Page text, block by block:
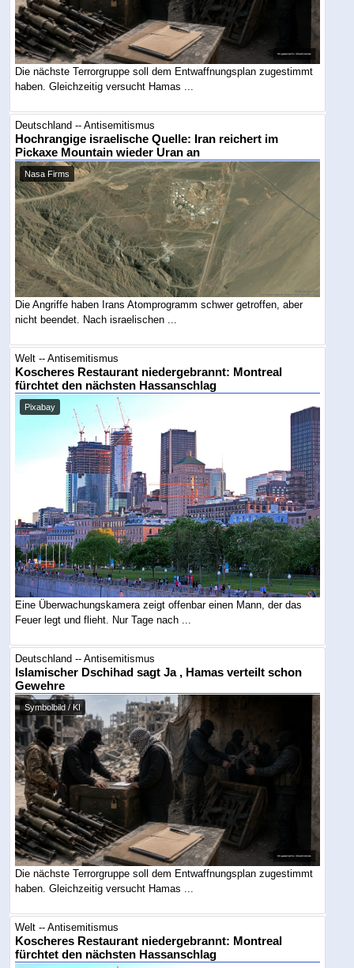
Die nächste Terrorgruppe soll dem Entwaffnungsplan zugestimmt
haben. Gleichzeitig versucht Hamas ...
Deutschland -- Antisemitismus
Hochrangige israelische Quelle: Iran reichert im
Pickaxe Mountain wieder Uran an
Nasa Firms
Die Angriffe haben Irans Atomprogramm schwer getroffen, aber
nicht beendet. Nach israelischen ...
Welt -- Antisemitismus
Koscheres Restaurant niedergebrannt: Montreal
fürchtet den nächsten Hassanschlag
Pixabay
Eine Überwachungskamera zeigt offenbar einen Mann, der das
Feuer legt und flieht. Nur Tage nach ...
Deutschland -- Antisemitismus
Islamischer Dschihad sagt Ja , Hamas verteilt schon
Gewehre
Symbolbild / KI
Die nächste Terrorgruppe soll dem Entwaffnungsplan zugestimmt
haben. Gleichzeitig versucht Hamas ...
Welt -- Antisemitismus
Koscheres Restaurant niedergebrannt: Montreal
fürchtet den nächsten Hassanschlag